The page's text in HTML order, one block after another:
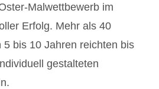
Malwettbewerb im
Erfolg. Mehr als 40
5 bis 10 Jahren reichten bis
gestalteten